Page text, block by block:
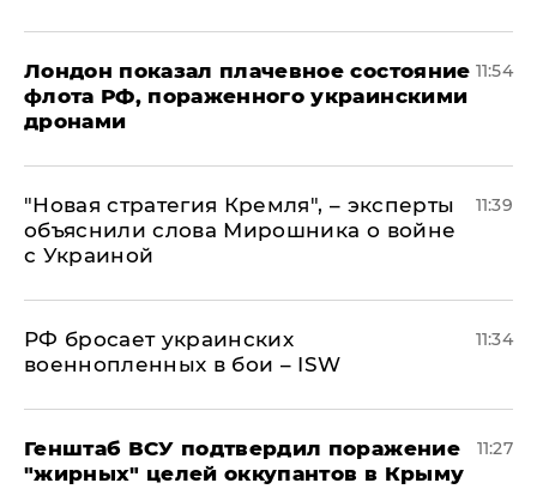
Лондон показал плачевное состояние
флота РФ, пораженного украинскими
дронами
11:54
"Новая стратегия Кремля", – эксперты
объяснили слова Мирошника о войне
с Украиной
11:39
РФ бросает украинских
военнопленных в бои – ISW
11:34
Генштаб ВСУ подтвердил поражение
"жирных" целей оккупантов в Крыму
11:27